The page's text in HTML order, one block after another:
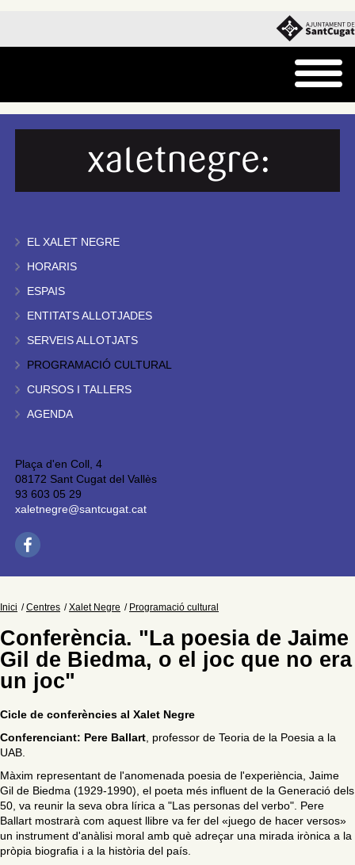
EL XALET NEGRE
HORARIS
ESPAIS
ENTITATS ALLOTJADES
SERVEIS ALLOTJATS
PROGRAMACIÓ CULTURAL
CURSOS I TALLERS
AGENDA
Plaça d'en Coll, 4
08172 Sant Cugat del Vallès
93 603 05 29
xaletnegre@santcugat.cat
Inici Centres Xalet Negre Programació cultural
Conferència. "La poesia de Jaime
Gil de Biedma, o el joc que no era
un joc"
Cicle de conferències al Xalet Negre
Conferenciant: Pere Ballart, professor de Teoria de la Poesia a la
UAB.
Màxim representant de l'anomenada poesia de l'experiència, Jaime
Gil de Biedma (1929-1990), el poeta més influent de la Generació dels
50, va reunir la seva obra lírica a "Las personas del verbo". Pere
Ballart mostrarà com aquest llibre va fer del «juego de hacer versos»
un instrument d'anàlisi moral amb què adreçar una mirada irònica a la
pròpia biografia i a la història del país.